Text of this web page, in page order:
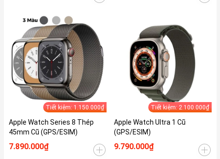
Tiết kiệm: 1.150.000₫
Apple Watch Series 8 Thép
45mm Cũ (GPS/ESIM)
7.890.000₫
Tiết kiệm: 2.100.000₫
Apple Watch Ultra 1 Cũ
(GPS/ESIM)
9.790.000₫